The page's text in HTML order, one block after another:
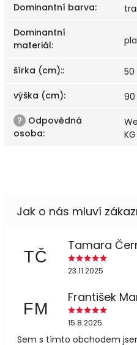
Dominantní barva:
Dominantní
materiál:
šírka (cm)::
50
výška (cm):
90
? Odpovědná
osoba:
KG
TČ
Tamara
23.11.2025
FM
František
15.8.2025
Sem s tímto obchodem